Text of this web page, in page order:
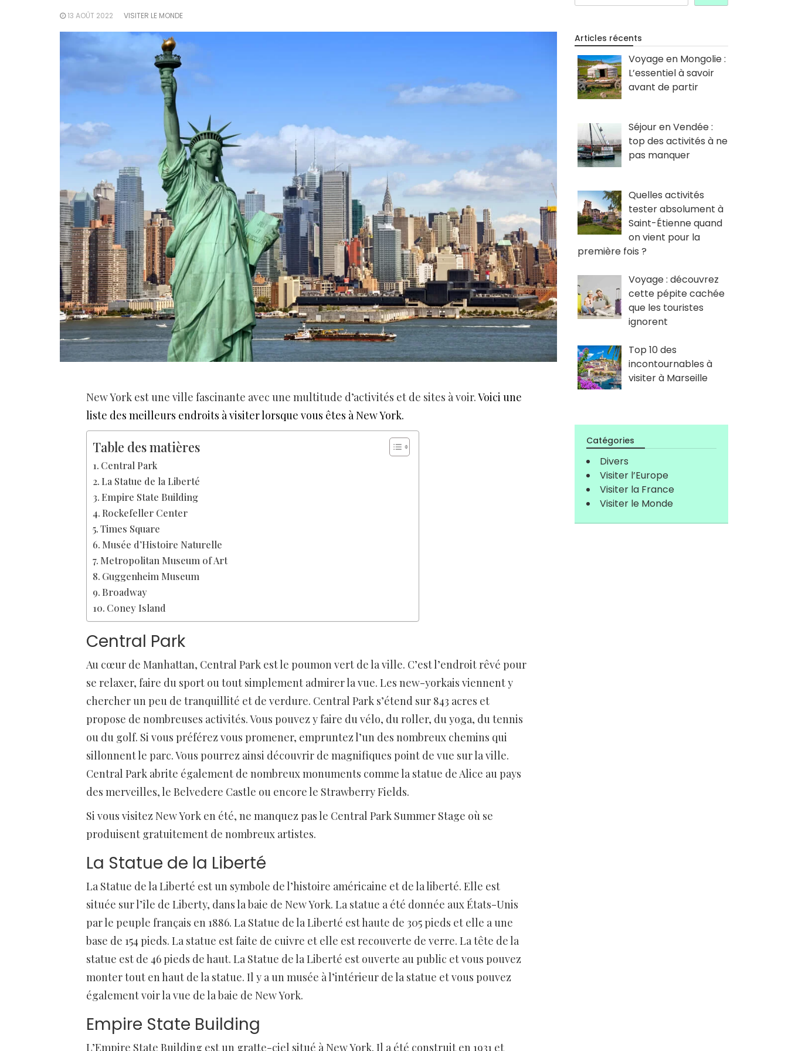
13 AOÛT 2022 VISITER LE MONDE
New York est une ville fascinante avec une multitude d’activités et de sites à voir.Voici une
liste des meilleurs endroits à visiter lorsque vous êtes à New York.
Table des matières
Central Park
La Statue de la Liberté
Empire State Building
Rockefeller Center
Times Square
Musée d’Histoire Naturelle
Metropolitan Museum of Art
Guggenheim Museum
Broadway
Coney Island
Central Park
Au cœur de Manhattan, Central Park est le poumon vert de la ville. C’est l’endroit rêvé pour
se relaxer, faire du sport ou tout simplement admirer la vue. Les new-yorkais viennent y
chercher un peu de tranquillité et de verdure. Central Park s’étend sur 843 acres et
propose de nombreuses activités. Vous pouvez y faire du vélo, du roller, du yoga, du tennis
ou du golf. Si vous préférez vous promener, empruntez l’un des nombreux chemins qui
sillonnent le parc. Vous pourrez ainsi découvrir de magnifiques point de vue sur la ville.
Central Park abrite également de nombreux monuments comme la statue de Alice au pays
des merveilles, le Belvedere Castle ou encore le Strawberry Fields.
Si vous visitez New York en été, ne manquez pas le Central Park Summer Stage où se
produisent gratuitement de nombreux artistes.
La Statue de la Liberté
La Statue de la Liberté est un symbole de l’histoire américaine et de la liberté. Elle est
située sur l’île de Liberty, dans la baie de New York. La statue a été donnée aux États-Unis
par le peuple français en 1886. La Statue de la Liberté est haute de 305 pieds et elle a une
base de 154 pieds. La statue est faite de cuivre et elle est recouverte de verre. La tête de la
statue est de 46 pieds de haut. La Statue de la Liberté est ouverte au public et vous pouvez
monter tout en haut de la statue. Il y a un musée à l’intérieur de la statue et vous pouvez
également voir la vue de la baie de New York.
Empire State Building
L’Empire State Building est un gratte-ciel situé à New York. Il a été construit en 1931 et
Articles récents
Voyage en Mongolie :
L’essentiel à savoir
avant de partir
Séjour en Vendée :
top des activités à ne
pas manquer
Quelles activités
tester absolument à
Saint-Étienne quand
on vient pour la
première fois ?
Voyage : découvrez
cette pépite cachée
que les touristes
ignorent
Top 10 des
incontournables à
visiter à Marseille
Catégories
Divers
Visiter l’Europe
Visiter la France
Visiter le Monde